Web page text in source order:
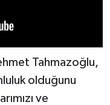
Tahmazoğlu,
olduğunu
ve